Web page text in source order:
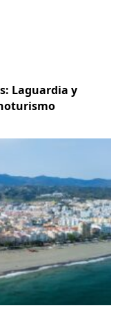
Laguardia y